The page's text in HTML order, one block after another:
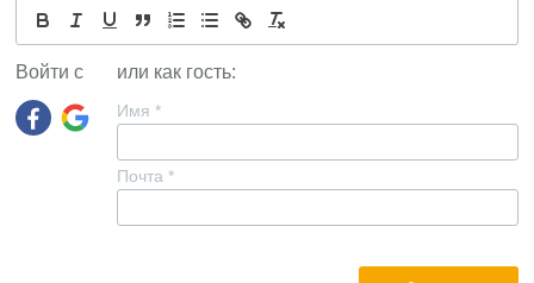
Войти с или как гость:
Имя *
Почта *